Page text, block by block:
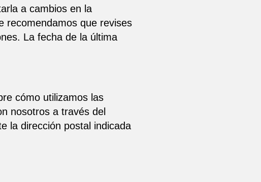
a cambios en la
recomendamos que revises
La fecha de la última
cómo utilizamos las
nosotros a través del
la dirección postal indicada